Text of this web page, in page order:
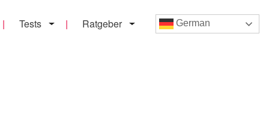
Tests Ratgeber German